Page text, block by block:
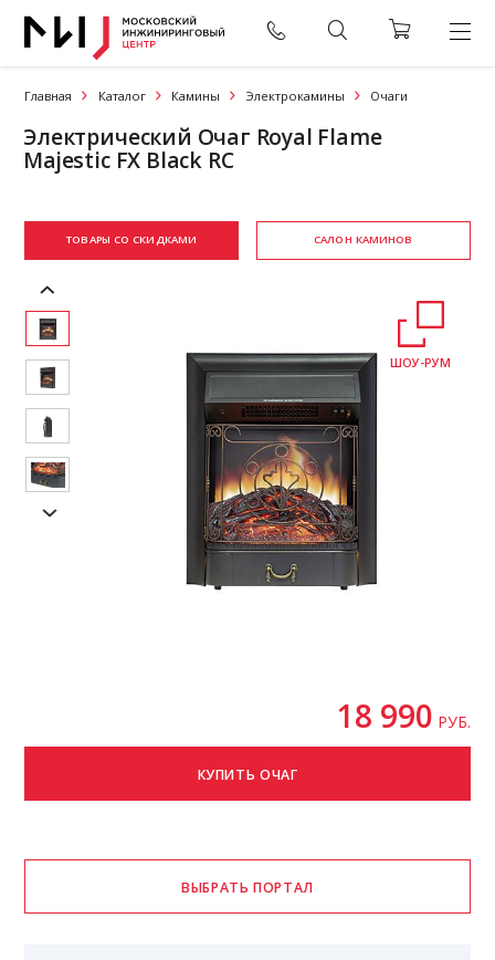
Главная Каталог Камины Электрокамины Очаги
Электрический Очаг Royal Flame
Majestic FX Black RC
ТОВАРЫ СО СКИДКАМИ САЛОН КАМИНОВ
ШОУ-РУМ
18 990 РУБ.